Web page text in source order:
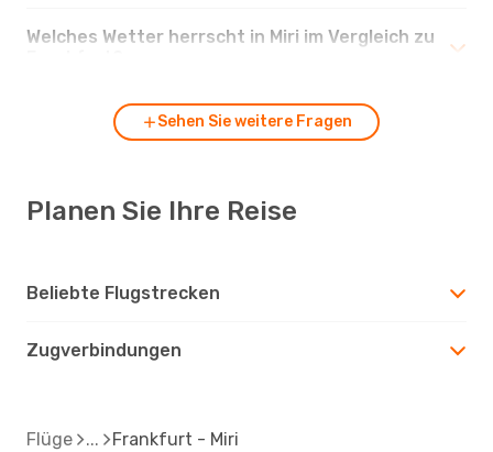
Welches Wetter herrscht in Miri im Vergleich zu
Sehen Sie weitere Fragen
Planen Sie Ihre Reise
Beliebte Flugstrecken
Zugverbindungen
Flüge Frankfurt - Miri